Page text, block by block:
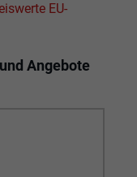
EU-
Angebote